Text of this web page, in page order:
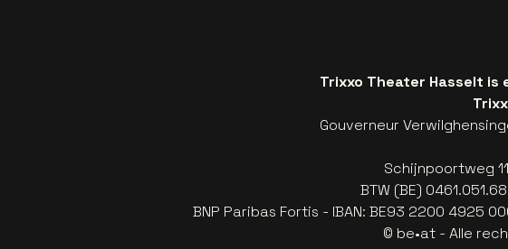
Trixxo Theater Hasselt is
Gouverneur
Schijnpoortweg
BTW (BE)
BNP Paribas Fortis - IBAN: BE93 2200 4925
© be•at - Alle